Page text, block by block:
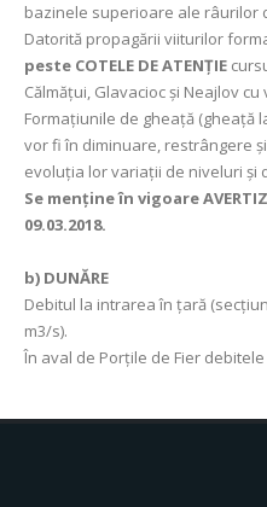
bazinele superioare ale râurilor
Datorită propagării viiturilor
peste COTELE DE ATENȚIE
Călmăţui, Glavacioc şi Neajlov
Formaţiunile de gheaţă (gheaţă
vor fi în diminuare, restrângere
evoluţia lor variaţii de niveluri şi
Se menţine în vigoare
09.03.2018.
b) DUNĂRE
Debitul la intrarea în ţară
m3/s).
În aval de Porţile de Fier